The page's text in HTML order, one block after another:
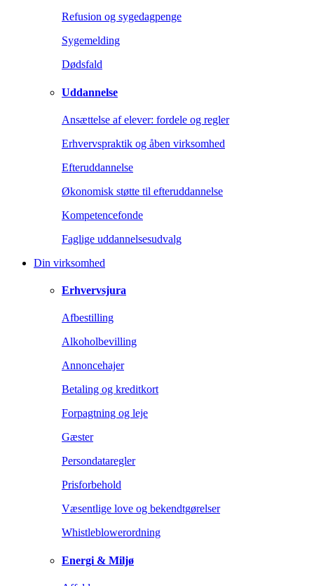
Refusion og sygedagpenge
Sygemelding
Dødsfald
Uddannelse
Ansættelse af elever: fordele og regler
Erhvervspraktik og åben virksomhed
Efteruddannelse
Økonomisk støtte til efteruddannelse
Kompetencefonde
Faglige uddannelsesudvalg
Din virksomhed
Erhvervsjura
Afbestilling
Alkoholbevilling
Annoncehajer
Betaling og kreditkort
Forpagtning og leje
Gæster
Persondataregler
Prisforbehold
Væsentlige love og bekendtgørelser
Whistleblowerordning
Energi & Miljø